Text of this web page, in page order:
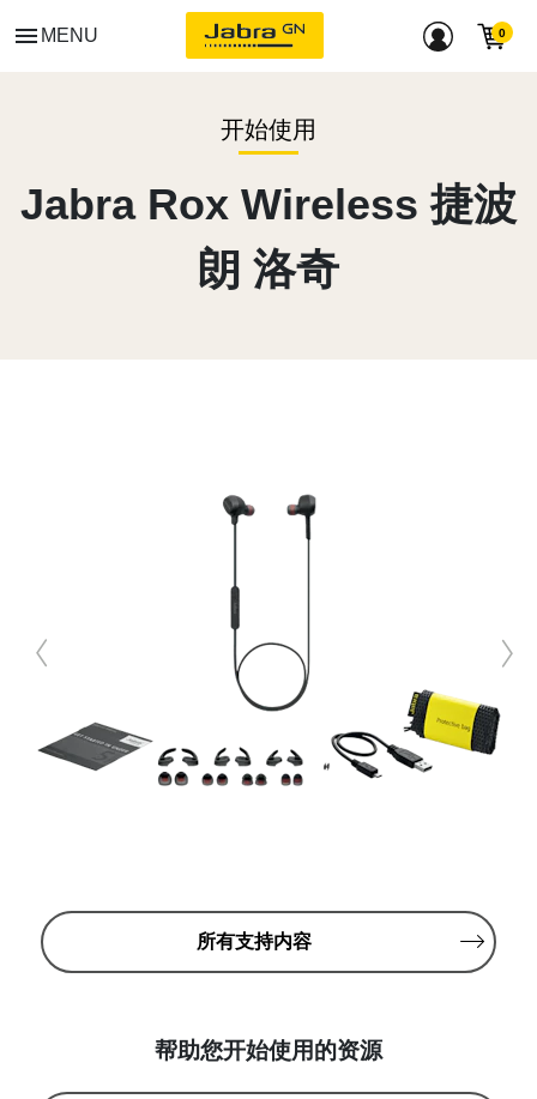
menu MENU
开始使用
Jabra Rox Wireless 捷波
朗 洛奇
所有支持内容
帮助您开始使用的资源